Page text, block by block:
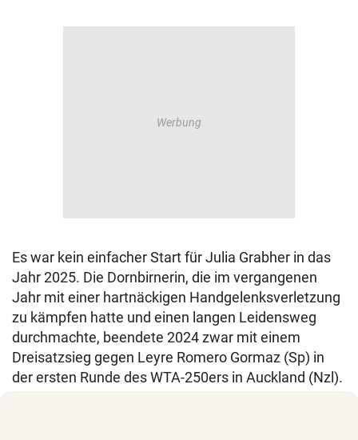
Es war kein einfacher Start für Julia Grabher in das
Jahr 2025. Die Dornbirnerin, die im vergangenen
Jahr mit einer hartnäckigen Handgelenksverletzung
zu kämpfen hatte und einen langen Leidensweg
durchmachte, beendete 2024 zwar mit einem
Dreisatzsieg gegen Leyre Romero Gormaz (Sp) in
der ersten Runde des WTA-250ers in Auckland (Nzl).